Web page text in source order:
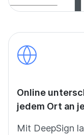
Online
jedem Ort an
Mit DeepSign